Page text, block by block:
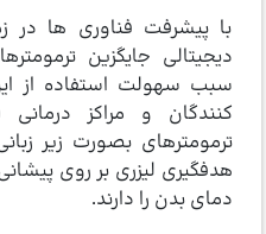
با پیشرفت فناوری ها
دیجیتالی جایگزین
سبب سهولت استفاده از
کنندگان و مراکز
ترمومترهای بصورت زیر
هدفگیری لیزری بر روی
دمای بدن را دارند.